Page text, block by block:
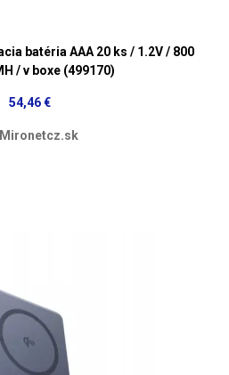
batéria AAA 20 ks / 1.2V / 800
/ v boxe (499170)
54,46 €